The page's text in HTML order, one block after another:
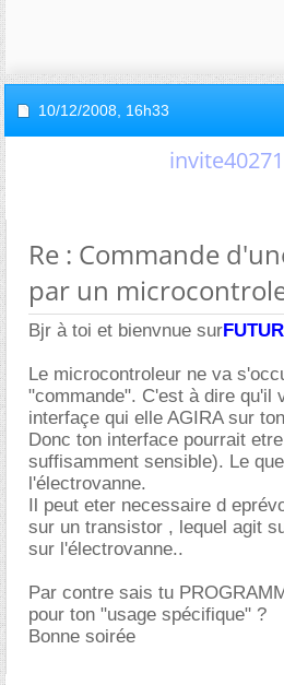
10/12/2008, 16h33
Re : Commande
par un
Bjr à toi et bienvnue sur
Le microcontroleur ne va
"commande". C'est à dire qu'il
interfaçe qui elle AGIRA sur
Donc ton interface pourrait
suffisamment sensible). Le
l'électrovanne.
Il peut eter necessaire d
sur un transistor , lequel agit
sur l'électrovanne..
Par contre sais tu
pour ton "usage spécifique" ?
Bonne soirée